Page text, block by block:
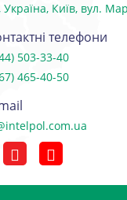
Україна, Київ, вул.
телефони
503-33-40
465-40-50